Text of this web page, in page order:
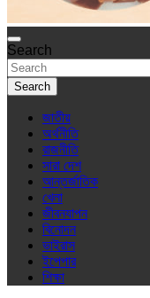
Search
Search
জাতীয়
অর্থনীতি
রাজনীতি
সারা দেশ
আন্তর্জাতিক
খেলা
জীবনযাপন
বিনোদন
ভাইরাস
ইপেপার
শিক্ষা